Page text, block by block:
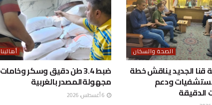
الصحة والسكان
الجديد يناقش خطة
ودعم
الدقيقة
أهالينا
ضبط 3.4 طن دقيق وسكر وخامات
مجهولةالمصدر بالغربية